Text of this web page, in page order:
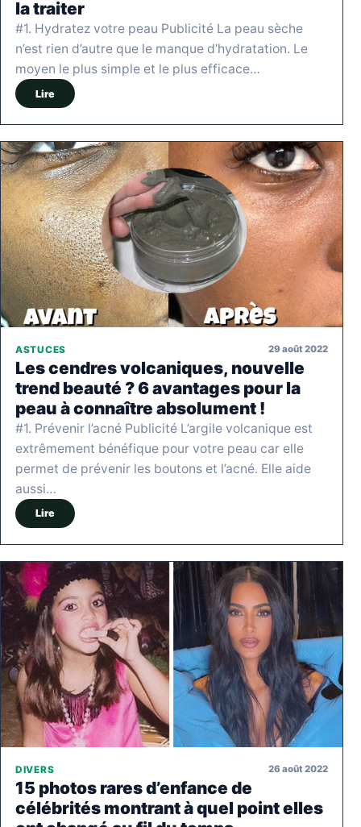
la traiter
#1. Hydratez votre peau Publicité La peau sèche
n’est rien d’autre que le manque d’hydratation. Le
moyen le plus simple et le plus efficace…
Lire
ASTUCES 29 août 2022
Les cendres volcaniques, nouvelle
trend beauté ? 6 avantages pour la
peau à connaître absolument !
#1. Prévenir l’acné Publicité L’argile volcanique est
extrêmement bénéfique pour votre peau car elle
permet de prévenir les boutons et l’acné. Elle aide
aussi…
Lire
DIVERS 26 août 2022
15 photos rares d’enfance de
célébrités montrant à quel point elles